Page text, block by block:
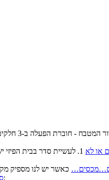
סידור
או לא
1. לעשיית סדר בבית
כאשר כל המוצרים הקשים מפוזרים אי שם בארון/ות יש סיכוי גדול ש: